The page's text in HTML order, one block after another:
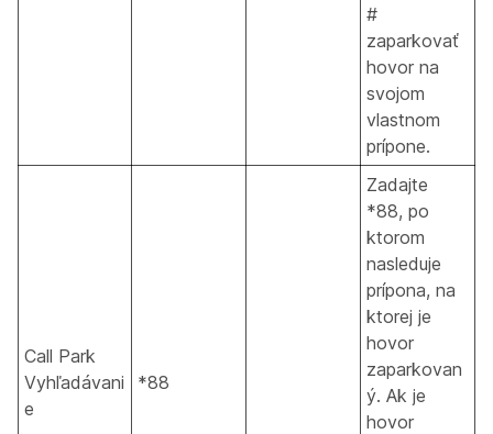
#
zaparkovať
hovor na
svojom
vlastnom
prípone.
Call Park
Vyhľadávani
e
*88
Zadajte
*88, po
ktorom
nasleduje
prípona, na
ktorej je
hovor
zaparkovan
ý. Ak je
hovor